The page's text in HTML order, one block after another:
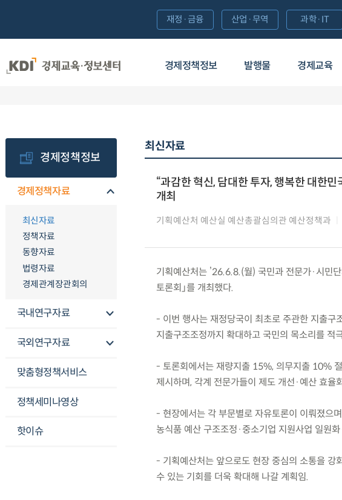
경제정책정보 발행물 경제교육
재정·금융 산업·무역 과학·IT
경제정책정보
경제정책자료
최신자료
정책자료
동향자료
법령자료
경제관계장관회의
국내연구자료
국외연구자료
맞춤형정책서비스
정책세미나영상
핫이슈
최신자료
“과감한 혁신, 담대한 투자, 행복한 대한민
개최
기획예산처 예산실 예산총괄심의관 예산정책과
기획예산처는 ’26.6.8.(월) 국민과 전문가·시민
토론회」를 개최했다.
- 이번 행사는 재정당국이 최초로 주관한 지출구
지출구조조정까지 확대하고 국민의 목소리를 적
- 토론회에서는 재량지출 15%, 의무지출 10%
제시하며, 각계 전문가들이 제도 개선·예산 효
- 현장에서는 각 부문별로 자유토론이 이뤄졌으
농식품 예산 구조조정·중소기업 지원사업 일원
- 기획예산처는 앞으로도 현장 중심의 소통을 강
수 있는 기회를 더욱 확대해 나갈 계획임.